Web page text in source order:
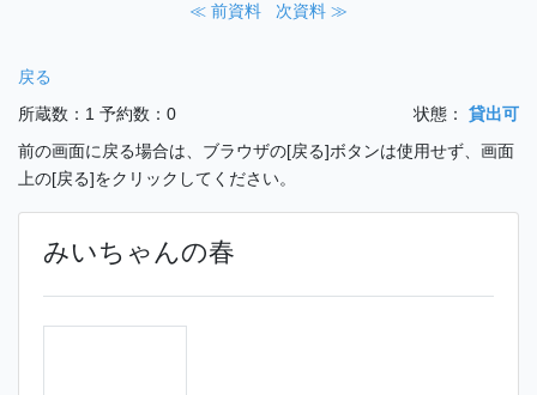
≪ 前資料
次資料 ≫
戻る
所蔵数：1 予約数：0 状態：
貸出可
前の画面に戻る場合は、ブラウザの[戻る]ボタンは使用せず、画面
上の[戻る]をクリックしてください。
みいちゃんの春